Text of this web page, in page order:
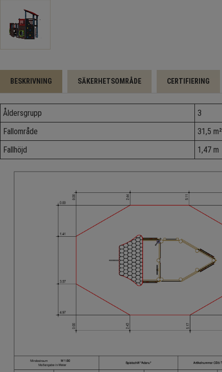
BESKRIVNING SÄKERHETSOMRÅDE CERTIFIERING
Åldersgrupp
3
Fallområde
31,5 m²
Fallhöjd
1,47 m